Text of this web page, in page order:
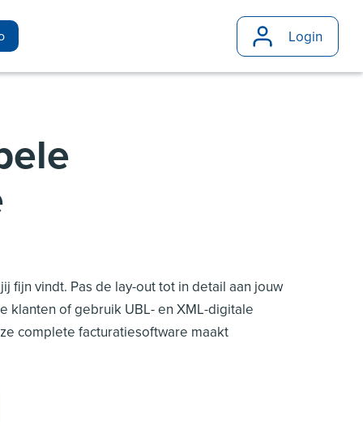
Login
fijn vindt. Pas de lay-out tot in detail aan jouw
klanten of gebruik UBL- en XML-digitale
complete facturatiesoftware maakt